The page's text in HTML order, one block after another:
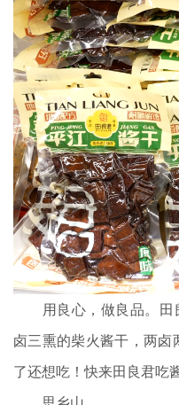
用良心， 做良品。 田
卤三熏的柴火酱干，两卤
了还想吃！快来田良君吃